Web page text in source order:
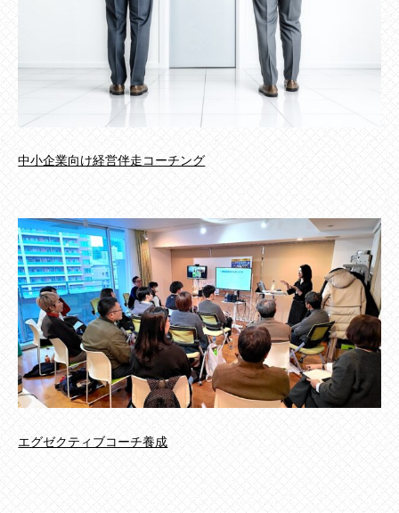
中小企業向け経営伴走コーチング
エグゼクティブコーチ養成